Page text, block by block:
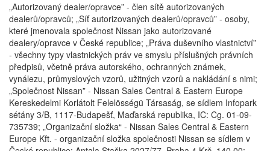
„Autorizovaný dealer/opravce” - člen sítě autorizovaných
dealerů/opravců; „Síť autorizovaných dealerů/opravců” - osoby,
které jmenovala společnost Nissan jako autorizované
dealery/opravce v České republice; „Práva duševního vlastnictví”
- všechny typy vlastnických práv ve smyslu příslušných právních
předpisů, včetně práva autorského, ochranných známek,
vynálezu, průmyslových vzorů, užitných vzorů a nakládání s nimi;
„Společnost Nissan” - Nissan Sales Central & Eastern Europe
Kereskedelmi Korlátolt Felelösségü Társaság, se sídlem Infopark
sétány 3/B, 1117-Budapešť, Maďarská republika, IC: Cg. 01-09-
735739; „Organizační složka“ - Nissan Sales Central & Eastern
Europe Kft. - organizační složka společnosti Nissan se sídlem v